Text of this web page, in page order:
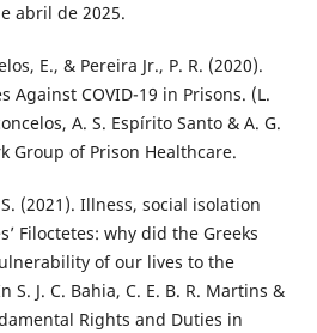
abril de 2025.
E., & Pereira Jr., P. R. (2020).
Against COVID-19 in Prisons. (L.
A. S. Espírito Santo & A. G.
Group of Prison Healthcare.
(2021). Illness, social isolation
Filoctetes: why did the Greeks
of our lives to the
J. C. Bahia, C. E. B. R. Martins &
Rights and Duties in